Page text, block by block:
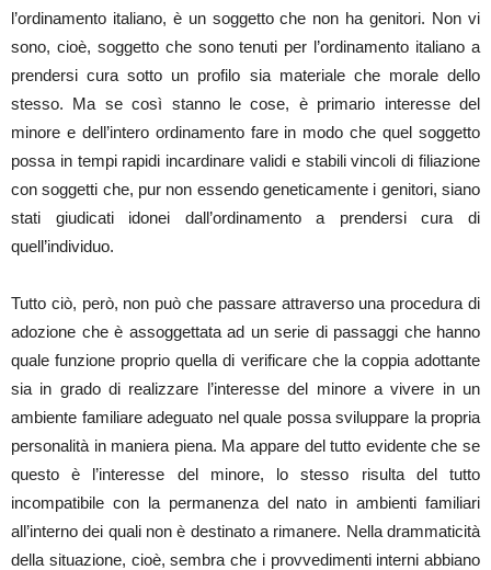
l’ordinamento italiano, è un soggetto che non ha genitori. Non vi
sono, cioè, soggetto che sono tenuti per l’ordinamento italiano a
prendersi cura sotto un profilo sia materiale che morale dello
stesso. Ma se così stanno le cose, è primario interesse del
minore e dell’intero ordinamento fare in modo che quel soggetto
possa in tempi rapidi incardinare validi e stabili vincoli di filiazione
con soggetti che, pur non essendo geneticamente i genitori, siano
stati giudicati idonei dall’ordinamento a prendersi cura di
quell’individuo.
Tutto ciò, però, non può che passare attraverso una procedura di
adozione che è assoggettata ad un serie di passaggi che hanno
quale funzione proprio quella di verificare che la coppia adottante
sia in grado di realizzare l’interesse del minore a vivere in un
ambiente familiare adeguato nel quale possa sviluppare la propria
personalità in maniera piena. Ma appare del tutto evidente che se
questo è l’interesse del minore, lo stesso risulta del tutto
incompatibile con la permanenza del nato in ambienti familiari
all’interno dei quali non è destinato a rimanere. Nella drammaticità
della situazione, cioè, sembra che i provvedimenti interni abbiano